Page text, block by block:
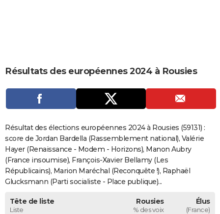
CARTE DE VOEUX
Carte de Noël
Carte Bonne année
Carte Saint-Valentin
Carte Pâques
Carte d'anniversaire
DICTIONNAIRE
Dictionnaire
Biographies
Citations
Expressions
Proverbes
PROGRAMME TV
COPAINS D'AVANT
S'inscrire
Se connecter
Lycées
Collèges
Primaires
Universités
Entreprises
Service militaire
Avis de recherche
AVIS DE DÉCÈS
FORUM
Résultats des européennes 2024 à Rousies
Résultat des élections européennes 2024 à Rousies (59131) :
score de Jordan Bardella (Rassemblement national), Valérie
Hayer (Renaissance - Modem - Horizons), Manon Aubry
(France insoumise), François-Xavier Bellamy (Les
Républicains), Marion Maréchal (Reconquête !), Raphaël
Glucksmann (Parti socialiste - Place publique)...
Tête de liste
Liste
Rousies
% des voix
Élus
(France)